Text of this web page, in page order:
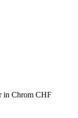
in Chrom CHF